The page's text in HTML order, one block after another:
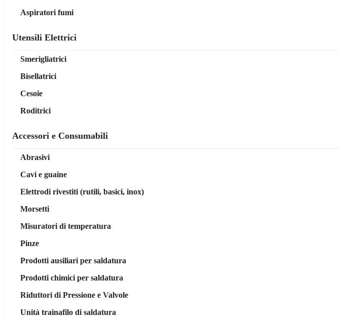
Aspiratori fumi
Utensili Elettrici
Smerigliatrici
Bisellatrici
Cesoie
Roditrici
Accessori e Consumabili
Abrasivi
Cavi e guaine
Elettrodi rivestiti (rutili, basici, inox)
Morsetti
Misuratori di temperatura
Pinze
Prodotti ausiliari per saldatura
Prodotti chimici per saldatura
Riduttori di Pressione e Valvole
Unità trainafilo di saldatura